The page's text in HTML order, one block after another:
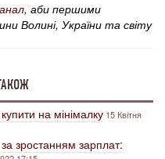
, аби першими
Волині, України та світу
на мінімалку 15 Квітня
зростанням зарплат: